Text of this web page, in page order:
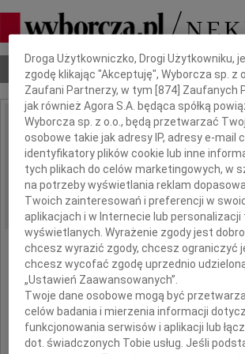
Nekrologi Odeszli Poradnik pogrzebowy
IMIĘ I NAZWISKO: Krzysztof
REGION: Katowice
DATA EMISJI: 29.12.2009
w pamięci i
W dniu 25 grudnia
Dbamy o Twoją prywatność
Droga Użytkowniczko, Drogi Użytkowniku,
zgodę klikając "Akceptuję", Wyborcza sp. z
Zaufani Partnerzy, w tym [874 ] Zaufanych
jak również Agora S.A. będąca spółką
Wyborcza sp. z o.o., będą przetwarzać
osobowe takie jak adresy IP, adresy e-mail
identyfikatory plików cookie lub inne
tych plikach do celów marketingowych, w
na potrzeby wyświetlania reklam
Twoich zainteresowań i preferencji w
aplikacjach i w Internecie lub
wyświetlanych. Wyrażenie zgody jest
chcesz wyrazić zgody, chcesz ograniczyć
chcesz wycofać zgodę uprzednio
„Ustawień Zaawansowanych”.
Twoje dane osobowe mogą być
celów badania i mierzenia informacji
funkcjonowania serwisów i aplikacji lub
dot. świadczonych Tobie usług. Jeśli